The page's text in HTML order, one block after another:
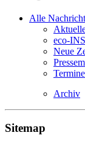
Alle
eco-
Neue
Archiv
Sitemap